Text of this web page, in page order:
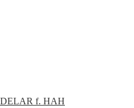
f. HAH